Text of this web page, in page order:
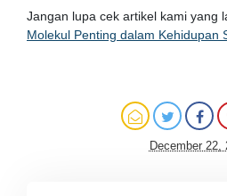
Jangan lupa cek artikel kami yang
Molekul Penting dalam Kehidupan
December 22,